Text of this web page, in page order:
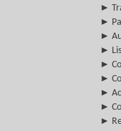
►
►
►
►
►
►
►
►
►